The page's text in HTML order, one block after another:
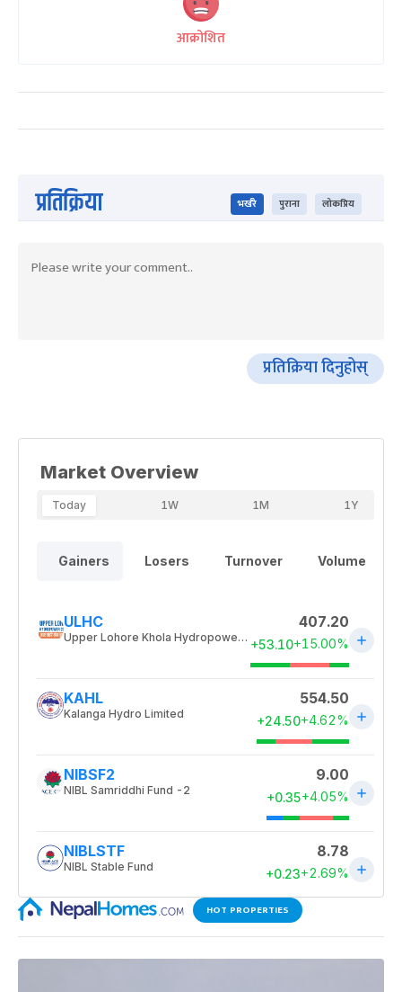
आक्रोशित
प्रतिक्रिया भर्खरै पुराना लोकप्रिय
प्रतिक्रिया दिनुहोस्
HOT PROPERTIES